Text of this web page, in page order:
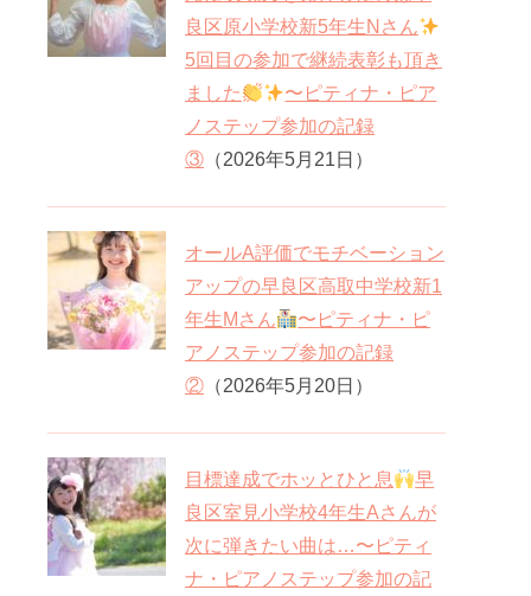
良区原小学校新5年生Nさん
5回目の参加で継続表彰も頂き
ました
〜ピティナ・ピア
ノステップ参加の記録
③ （2026年5月21日）
オールA評価でモチベーション
アップの早良区高取中学校新1
年生Mさん
〜ピティナ・ピ
アノステップ参加の記録
② （2026年5月20日）
目標達成でホッとひと息
早
良区室見小学校4年生Aさんが
次に弾きたい曲は…〜ピティ
ナ・ピアノステップ参加の記